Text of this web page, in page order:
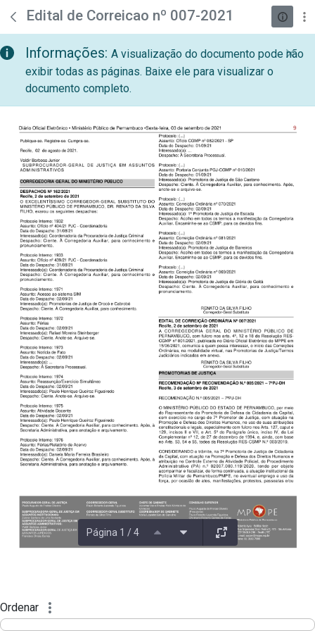
Pular para o Conteúdo principal
teste descricao
Edital de Correicao nº 007-2021
Informações: A visualização do documento pode não
exibir todas as páginas. Baixe ele para visualizar o
documento completo.
Página 1 / 4
Ordenar